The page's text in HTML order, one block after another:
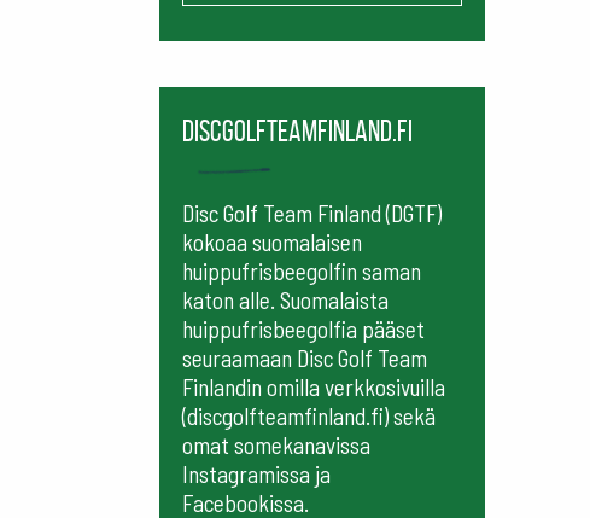
Discgolfteamfinland.fi
Disc Golf Team Finland (DGTF)
kokoaa suomalaisen
huippufrisbeegolfin saman
katon alle. Suomalaista
huippufrisbeegolfia pääset
seuraamaan Disc Golf Team
Finlandin omilla verkkosivuilla
(discgolfteamfinland.fi) sekä
omat somekanavissa
Instagramissa ja
Facebookissa.